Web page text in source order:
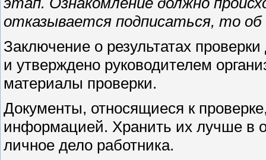
отказывается подписаться, то
Заключение о результатах
и утверждено руководителем
материалы проверки.
Документы, относящиеся к
информацией. Хранить их лучше в
личное дело работника.